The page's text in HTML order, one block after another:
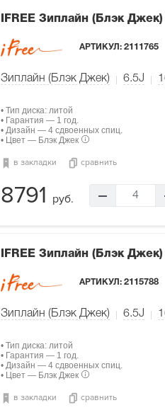
IFREE Зиплайн (Блэк Джек)
АРТИКУЛ: 2111765
Зиплайн (Блэк Джек) 6.5J
• Тип диска: литой
• Гарантия — 1 год.
• Дизайн — 4 сдвоенных спиц.
• Цвет — Блэк Джек
в закладки сравнить
8791 руб. 4
IFREE Зиплайн (Блэк Джек)
АРТИКУЛ: 2115788
Зиплайн (Блэк Джек) 6.5J
• Тип диска: литой
• Гарантия — 1 год.
• Дизайн — 4 сдвоенных спиц.
• Цвет — Блэк Джек
в закладки сравнить